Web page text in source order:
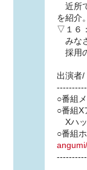
近所
を紹介。
▽１６
みな
採用
出演者
○番組
○番組X
Xハ
○番組